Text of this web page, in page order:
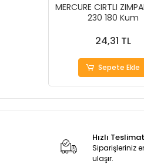
MERCURE CIRTLI
230 180 Kum
24,31 TL
Sepete Ekle
Hızlı Teslimat
Siparişleriniz
ulaşır.